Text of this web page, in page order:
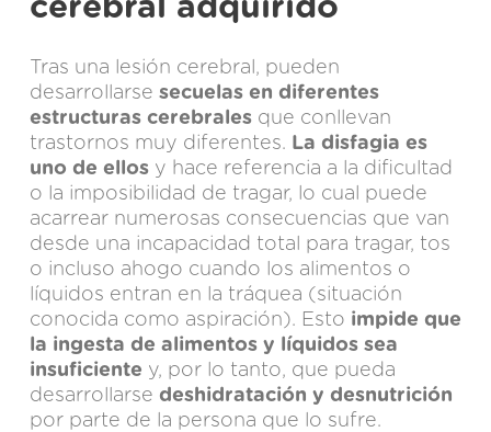
cerebral adquirido
Tras una lesión cerebral, pueden
desarrollarse secuelas en diferentes
estructuras cerebrales que conllevan
trastornos muy diferentes. La disfagia es
uno de ellos y hace referencia a la dificultad
o la imposibilidad de tragar, lo cual puede
acarrear numerosas consecuencias que van
desde una incapacidad total para tragar, tos
o incluso ahogo cuando los alimentos o
líquidos entran en la tráquea (situación
conocida como aspiración). Esto impide que
la ingesta de alimentos y líquidos sea
insuficiente y, por lo tanto, que pueda
desarrollarse deshidratación y desnutrición
por parte de la persona que lo sufre.